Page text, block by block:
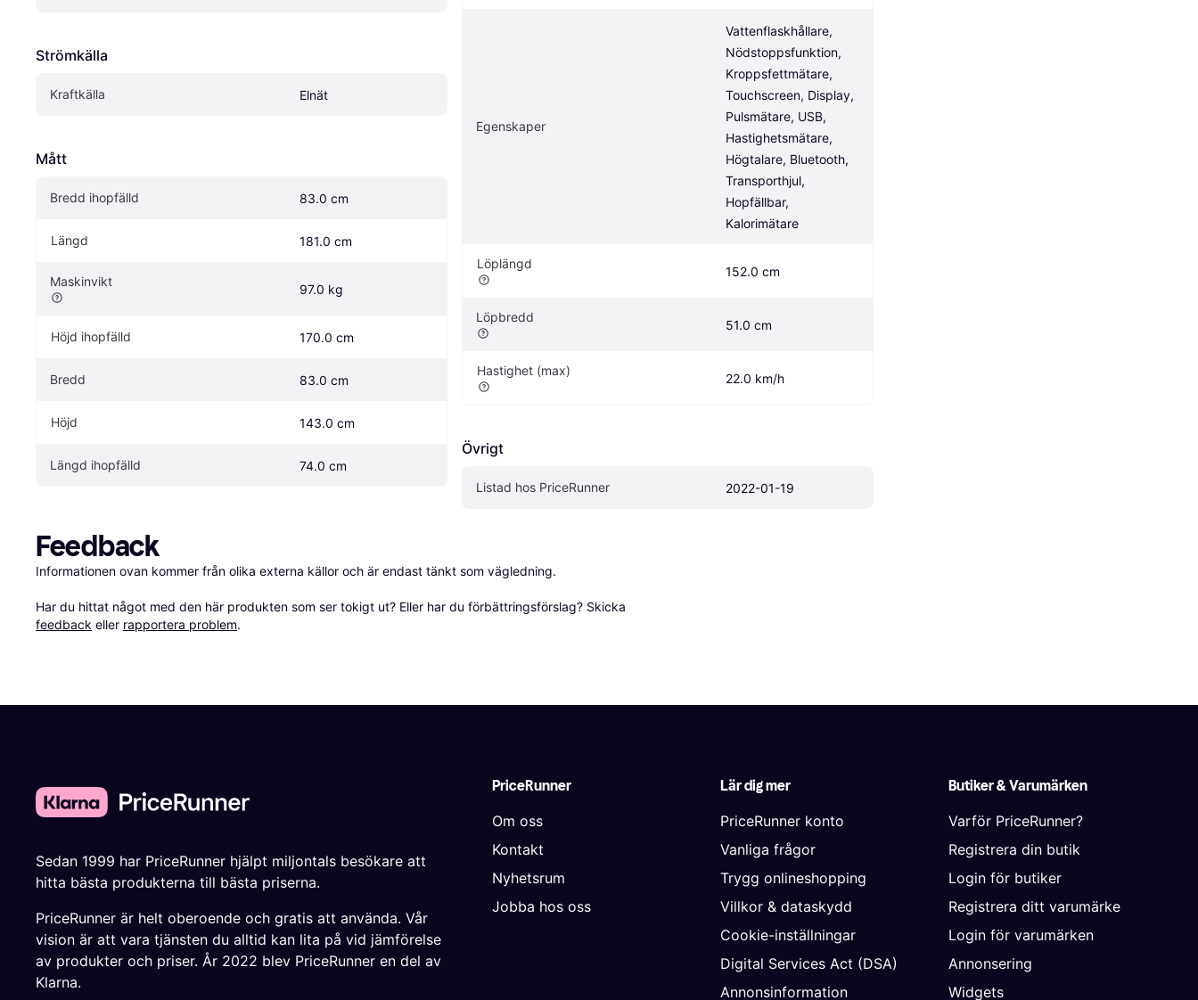
Strömkälla
Kraftkälla Elnät
Mått
Bredd ihopfälld 83.0 cm
Längd 181.0 cm
Maskinvikt
97.0 kg
Höjd ihopfälld 170.0 cm
Bredd 83.0 cm
Höjd 143.0 cm
Längd ihopfälld 74.0 cm
Egenskaper
Vattenflaskhållare,
Nödstoppsfunktion,
Kroppsfettmätare,
Touchscreen, Display,
Pulsmätare, USB,
Hastighetsmätare,
Högtalare, Bluetooth,
Transporthjul,
Hopfällbar,
Kalorimätare
Löplängd
152.0 cm
Löpbredd
51.0 cm
Hastighet (max)
22.0 km/h
Övrigt
Listad hos PriceRunner 2022-01-19
Feedback
Informationen ovan kommer från olika externa källor och är endast tänkt som vägledning.
Har du hittat något med den här produkten som ser tokigt ut? Eller har du förbättringsförslag? Skicka
feedback eller rapportera problem.
PriceRunner
Om oss
Kontakt
Nyhetsrum
Jobba hos oss
Lär dig mer
PriceRunner konto
Vanliga frågor
Trygg onlineshopping
Villkor & dataskydd
Cookie-inställningar
Digital Services Act (DSA)
Annonsinformation
Butiker & Varumärken
Varför PriceRunner?
Registrera din butik
Login för butiker
Registrera ditt varumärke
Login för varumärken
Annonsering
Widgets
Sedan 1999 har PriceRunner hjälpt miljontals besökare att
hitta bästa produkterna till bästa priserna.
PriceRunner är helt oberoende och gratis att använda. Vår
vision är att vara tjänsten du alltid kan lita på vid jämförelse
av produkter och priser. År 2022 blev PriceRunner en del av
Klarna.